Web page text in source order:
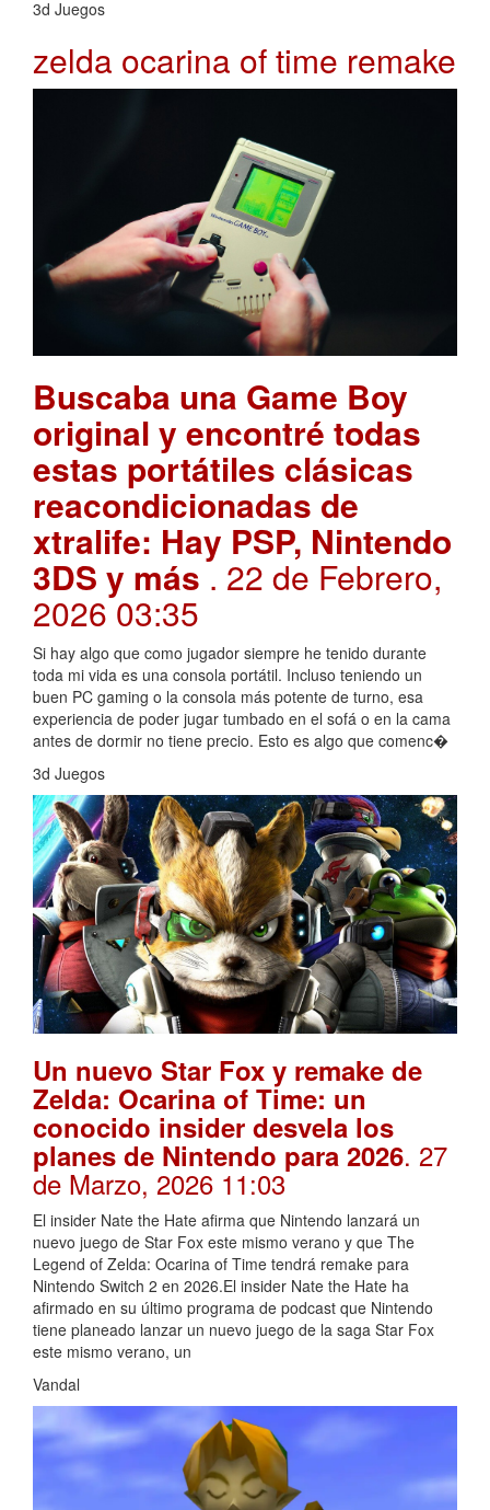
3d Juegos
zelda ocarina of time remake
Buscaba una Game Boy
original y encontré todas
estas portátiles clásicas
reacondicionadas de
xtralife: Hay PSP, Nintendo
3DS y más. 22 de Febrero,
2026 03:35
Si hay algo que como jugador siempre he tenido durante
toda mi vida es una consola portátil. Incluso teniendo un
buen PC gaming o la consola más potente de turno, esa
experiencia de poder jugar tumbado en el sofá o en la cama
antes de dormir no tiene precio. Esto es algo que comenc�
3d Juegos
Un nuevo Star Fox y remake de
Zelda: Ocarina of Time: un
conocido insider desvela los
planes de Nintendo para 2026. 27
de Marzo, 2026 11:03
El insider Nate the Hate afirma que Nintendo lanzará un
nuevo juego de Star Fox este mismo verano y que The
Legend of Zelda: Ocarina of Time tendrá remake para
Nintendo Switch 2 en 2026.El insider Nate the Hate ha
afirmado en su último programa de podcast que Nintendo
tiene planeado lanzar un nuevo juego de la saga Star Fox
este mismo verano, un
Vandal